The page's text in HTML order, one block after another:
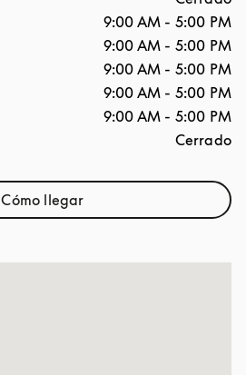
9:00 AM- 5:00 PM
9:00 AM- 5:00 PM
9:00 AM- 5:00 PM
9:00 AM- 5:00 PM
9:00 AM- 5:00 PM
Cerrado
Cómo llegarLink Opens in New Tab